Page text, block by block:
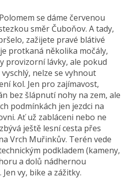
se dáme červenou
směr Čuboňov. A tady,
zažijete pravé blátivé
protkaná několika močály,
provizorní lávky, ale pokud
nelze se vyhnout
kol. Jen pro zajímavost,
bez šlápnutí nohy na zem, ale
podmínkách jen jezdci na
Ať už zabláceni nebo ne
ještě lesní cesta přes
Vrch Muřinkův. Terén vede
podkladem (kameny,
a dolů nádhernou
vy, bike a zážitky.